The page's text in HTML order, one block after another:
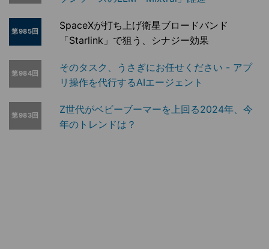
第985回
SpaceXが打ち上げ衛星ブロードバンド
「Starlink」で狙う、シナジー効果
第984回
そのタスク、うさぎにお任せください - アプ
リ操作を代行するAIエージェント
第983回
Z世代がベビーブーマーを上回る2024年、今
年のトレンドは？